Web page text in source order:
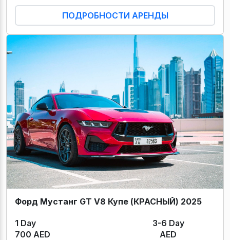
ПОДРОБНОСТИ АРЕНДЫ
Форд Мустанг GT V8 Купе (КРАСНЫЙ) 2025
1 Day
3-6 Day
700 AED
AED